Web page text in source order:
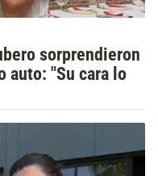
sorprendieron
auto: "Su cara lo